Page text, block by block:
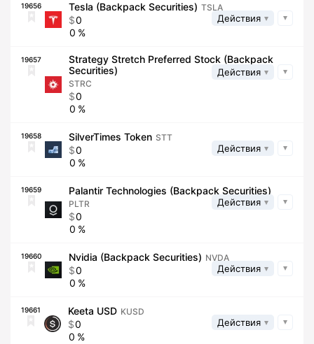
19656 Tesla (Backpack Securities) TSLA
0
0
Действия
19657
Strategy Stretch Preferred Stock (Backpack
Securities)
STRC
0
0
Действия
19658 SilverTimes Token STT
0
0
Действия
19659 Palantir Technologies (Backpack Securities)
PLTR
0
0
Действия
19660 Nvidia (Backpack Securities) NVDA
0
0
Действия
19661 Keeta USD KUSD
0
0
Действия